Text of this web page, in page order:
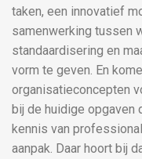
taken, een innovatief
samenwerking tussen
standaardisering en
vorm te geven. En
organisatieconcepten
bij de huidige opgaven
kennis van
aanpak. Daar hoort bij